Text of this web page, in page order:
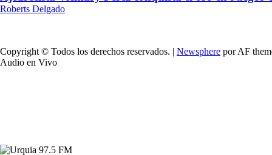
Roberts Delgado
Copyright © Todos los derechos reservados. | Newsphere por AF
Audio en Vivo